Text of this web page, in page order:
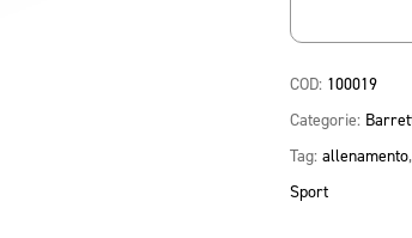
COD: 100019
Categorie:
Tag: allenamento,
Sport